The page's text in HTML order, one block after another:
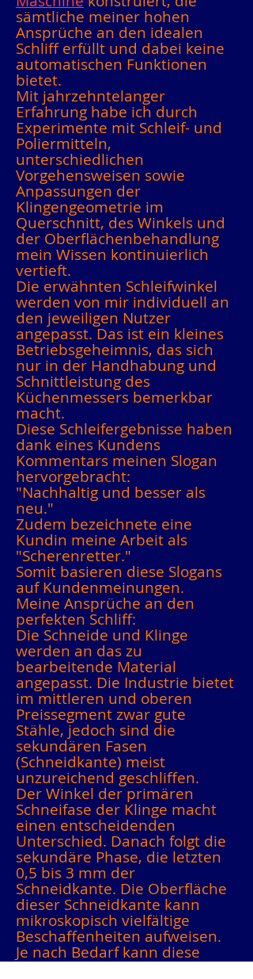
sämtliche meiner hohen
Ansprüche an den idealen
Schliff erfüllt und dabei keine
automatischen Funktionen
bietet.
Mit jahrzehntelanger
Erfahrung habe ich durch
Experimente mit Schleif- und
Poliermitteln,
unterschiedlichen
Vorgehensweisen sowie
Anpassungen der
Klingengeometrie im
Querschnitt, des Winkels und
der Oberflächenbehandlung
mein Wissen kontinuierlich
vertieft.
Die erwähnten Schleifwinkel
werden von mir individuell an
den jeweiligen Nutzer
angepasst. Das ist ein kleines
Betriebsgeheimnis, das sich
nur in der Handhabung und
Schnittleistung des
Küchenmessers bemerkbar
macht.
Diese Schleifergebnisse haben
dank eines Kundens
Kommentars meinen Slogan
hervorgebracht:
"Nachhaltig und besser als
neu."
Zudem bezeichnete eine
Kundin meine Arbeit als
"Scherenretter."
Somit basieren diese Slogans
auf Kundenmeinungen.
Meine Ansprüche an den
perfekten Schliff:
Die Schneide und Klinge
werden an das zu
bearbeitende Material
angepasst. Die Industrie bietet
im mittleren und oberen
Preissegment zwar gute
Stähle, jedoch sind die
sekundären Fasen
(Schneidkante) meist
unzureichend geschliffen.
Der Winkel der primären
Schneifase der Klinge macht
einen entscheidenden
Unterschied. Danach folgt die
sekundäre Phase, die letzten
0,5 bis 3 mm der
Schneidkante. Die Oberfläche
dieser Schneidkante kann
mikroskopisch vielfältige
Beschaffenheiten aufweisen.
Je nach Bedarf kann diese
Schneidkante hochpoliert (wie